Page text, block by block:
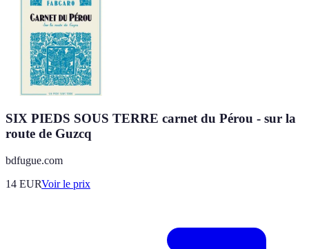
SIX PIEDS SOUS TERRE carnet du Pérou - sur la
route de Guzcq
bdfugue.com
14 EURVoir le prix